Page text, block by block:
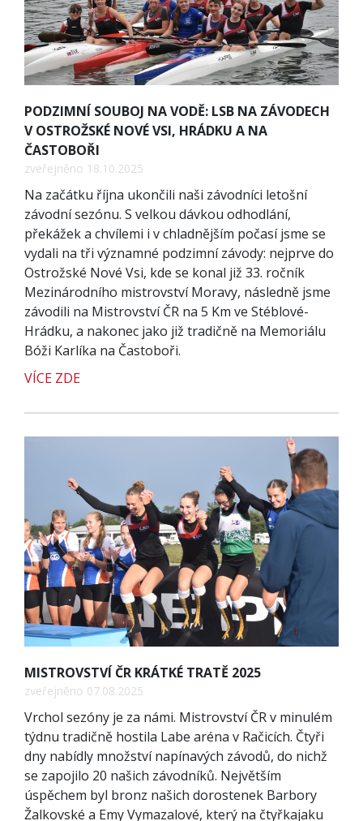
PODZIMNÍ SOUBOJ NA VODĚ: LSB NA ZÁVODECH
V OSTROŽSKÉ NOVÉ VSI, HRÁDKU A NA
ČASTOBOŘI
zveřejněno 18.10.2025
Na začátku října ukončili naši závodníci letošní
závodní sezónu. S velkou dávkou odhodlání,
překážek a chvílemi i v chladnějším počasí jsme se
vydali na tři významné podzimní závody: nejprve do
Ostrožské Nové Vsi, kde se konal již 33. ročník
Mezinárodního mistrovství Moravy, následně jsme
závodili na Mistrovství ČR na 5 Km ve Stéblové-
Hrádku, a nakonec jako již tradičně na Memoriálu
Bóži Karlíka na Častoboři.
VÍCE ZDE
MISTROVSTVÍ ČR KRÁTKÉ TRATĚ 2025
zveřejněno 07.08.2025
Vrchol sezóny je za námi. Mistrovství ČR v minulém
týdnu tradičně hostila Labe aréna v Račicích. Čtyři
dny nabídly množství napínavých závodů, do nichž
se zapojilo 20 našich závodníků. Největším
úspěchem byl bronz našich dorostenek Barbory
Žalkovské a Emy Vymazalové, který na čtyřkajaku